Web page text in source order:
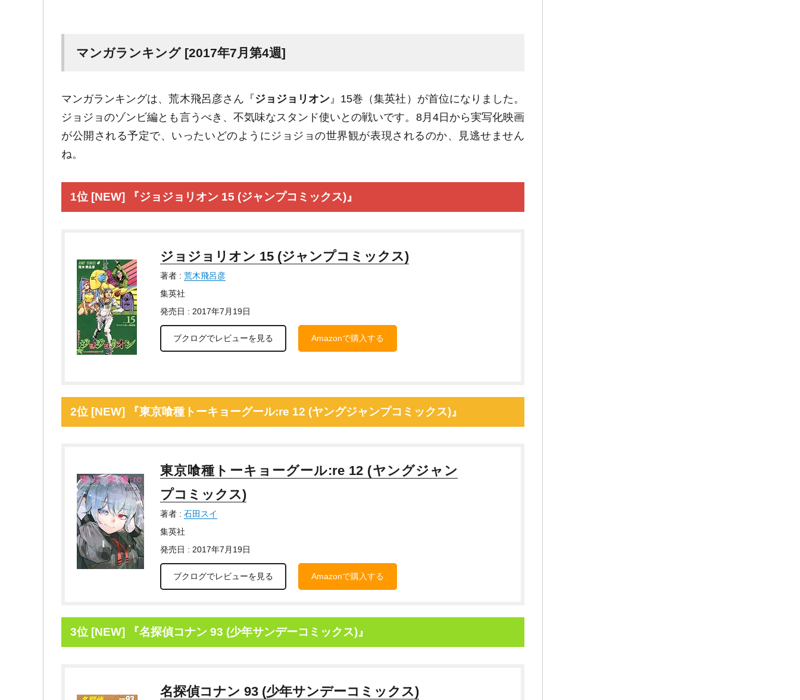
マンガランキング [2017年7月第4週]
マンガランキングは、荒木飛呂彦さん『 ジョジョリオン』15巻（集英社）が首位になりました。
ジョジョのゾンビ編とも言うべき、不気味なスタンド使いとの戦いです。8月4日から実写化映画
が公開される予定で、いったいどのようにジョジョの世界観が表現されるのか、見逃せません
ね。
1位 [NEW] 『ジョジョリオン 15 (ジャンプコミックス)』
ジョジョリオン 15 (ジャンプコミックス)
著者 : 荒木飛呂彦
集英社
発売日 : 2017年7月19日
ブクログでレビューを見る Amazonで購入する
2位 [NEW] 『東京喰種トーキョーグール:re 12 (ヤングジャンプコミックス)』
東京喰種トーキョーグール:re 12 (ヤングジャン
プコミックス)
著者 : 石田スイ
集英社
発売日 : 2017年7月19日
ブクログでレビューを見る Amazonで購入する
3位 [NEW] 『名探偵コナン 93 (少年サンデーコミックス)』
名探偵コナン 93 (少年サンデーコミックス)